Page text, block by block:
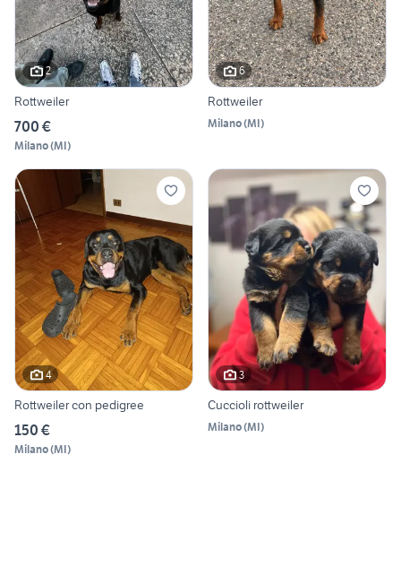
2
Rottweiler
700 €
Milano(MI)
6
Rottweiler
Milano(MI)
4
Rottweiler con pedigree
150 €
Milano(MI)
3
Cuccioli rottweiler
Milano(MI)